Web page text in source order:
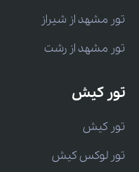
تور مشهد از شیراز
تور مشهد از رشت
تور کیش
تور کیش
تور لوکس کیش